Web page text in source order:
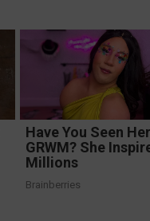
Have You Seen
GRWM? She
Millions
Brainberries